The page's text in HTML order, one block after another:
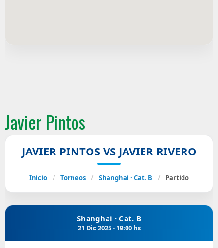
Javier Pintos
JAVIER PINTOS VS JAVIER RIVERO
Inicio / Torneos / Shanghai · Cat. B / Partido
Shanghai · Cat. B
21 Dic 2025 - 19:00 hs